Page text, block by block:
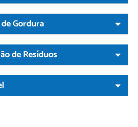
Gordura
de Resíduos